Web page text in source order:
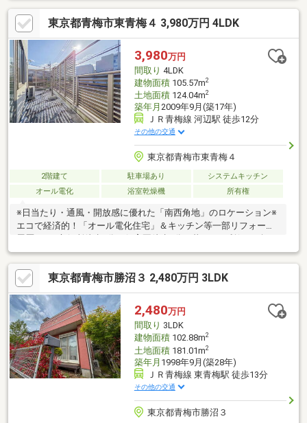
て世帯にもおすすめの住環境です。JR青梅線「河辺」駅より【徒
歩３分】。仕事終わりの疲れも吹き飛ぶフラットで歩きやすい帰
り道で、スムーズに我が家へ帰宅できます。
東京都青梅市東青梅４ 3,980万円 4LDK
3,980万円
間取り 4LDK
建物面積105.57m2
土地面積124.04m2
築年月 2009年9月(築17年)
ＪＲ青梅線 河辺駅 徒歩12分
その他の交通
東京都青梅市東青梅４
2階建て 駐車場あり
システムキッチン
オール電化
浴室乾燥機 所有権
※日当たり・通風・開放感に優れた「南西角地」のロケーション※
エコで経済的！「オール電化住宅」＆キッチン等一部リフォーム
ッと凝縮※2駅利用可能＆「東青梅」駅徒歩7分の平坦で歩きやす
い安心アクセス※主寝室9帖超！ご家族のライフスタイルに寄り添
う開放的な間取り◆東宝ハウスクオリティで「買う先もずっと安
心」１）正直な情報：注意点も包み隠さずお伝えします。２）未
来設計：「未来カレンダー」で最適なローンをシミュレーショ
ン。３）生涯サポート：「東宝ハウスNEXT」が購入後もずっと伴
走します。
東京都青梅市勝沼３ 2,480万円 3LDK
2,480万円
間取り 3LDK
建物面積102.88m2
土地面積181.01m2
築年月 1998年9月(築28年)
ＪＲ青梅線 東青梅駅 徒歩13分
その他の交通
東京都青梅市勝沼３